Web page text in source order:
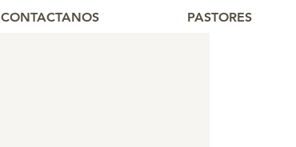
CONTACTANOS PASTORES